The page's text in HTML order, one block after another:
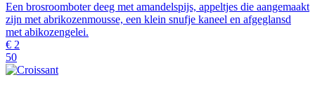
Een brosroomboter deeg met amandelspijs, appeltjes die aangemaakt
zijn met abrikozenmousse, een klein snufje kaneel en afgeglansd
met abikozengelei.
€ 2
50